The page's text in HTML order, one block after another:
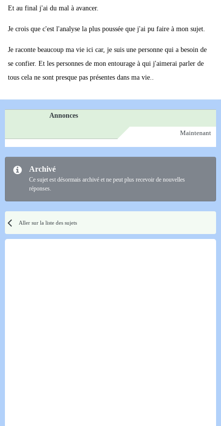
Et au final j'ai du mal à avancer.
Je crois que c'est l'analyse la plus poussée que j'ai pu faire à mon sujet.
Je raconte beaucoup ma vie ici car, je suis une personne qui a besoin de
se confier. Et les personnes de mon entourage à qui j'aimerai parler de
tous cela ne sont presque pas présentes dans ma vie..
Annonces
Maintenant
Archivé
Ce sujet est désormais archivé et ne peut plus recevoir de nouvelles
réponses.
Aller sur la liste des sujets